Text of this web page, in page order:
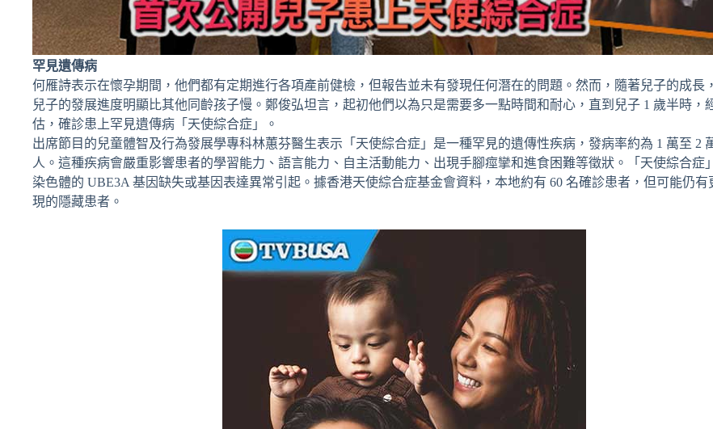
罕見遺傳病
何雁詩表示在懷孕期間，他們都有定期進行各項產前健檢，但報告並未有發現任何潛在的問題。然而，隨著兒子的成長
兒子的發展進度明顯比其他同齡孩子慢。鄭俊弘坦言，起初他們以為只是需要多一點時間和耐心，直到兒子 1 歲半時，
估，確診患上罕見遺傳病「天使綜合症」。
出席節目的兒童體智及行為發展學專科林蕙芬醫生表示「天使綜合症」是一種罕見的遺傳性疾病，發病率約為 1 萬至 2
人。這種疾病會嚴重影響患者的學習能力、語言能力、自主活動能力、出現手腳痙攣和進食困難等徵狀。「天使綜合症
染色體的 UBE3A 基因缺失或基因表達異常引起。據香港天使綜合症基金會資料，本地約有 60 名確診患者，但可能仍有
現的隱藏患者。